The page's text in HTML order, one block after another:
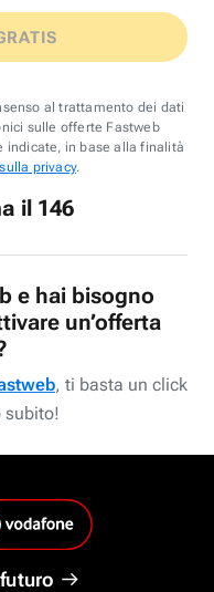
al trattamento dei dati
sulle offerte Fastweb
indicate, in base alla finalità
privacy.
il 146
e hai bisogno
un’offerta
, ti basta un click
subito!